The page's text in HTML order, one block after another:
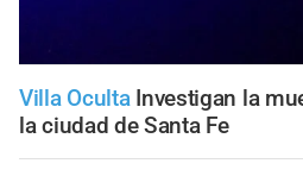
Villa Oculta Investigan la
la ciudad de Santa Fe